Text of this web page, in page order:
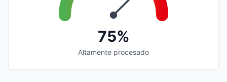
75%
Altamente procesado